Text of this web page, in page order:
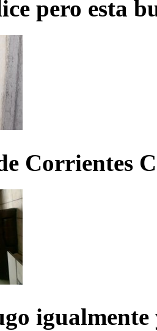
pero esta
Corrientes
igualmente